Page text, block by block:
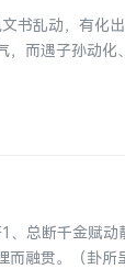
书乱动，有化
而遇子孙动化
、总断千金赋
融贯。（卦所